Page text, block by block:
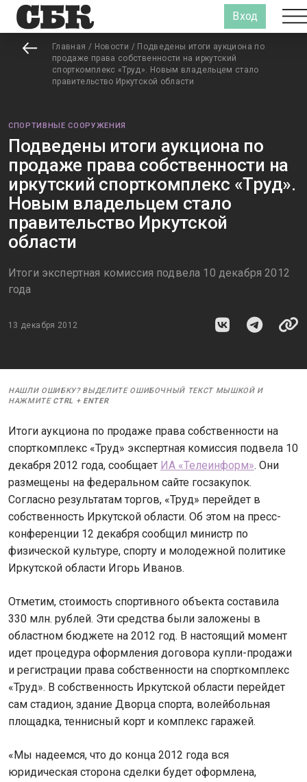
Вход
Главная / Новости / Подведены итоги аукциона по
продаже права собственности на иркутский
спорткомплекс «Труд». Новым владельцем стало
правительство Иркутской области
СПОРТИВНЫЕ СООРУЖЕНИЯ
Подведены итоги аукциона по
продаже права собственности на
иркутский спорткомплекс «Труд».
Новым владельцем стало
правительство Иркутской
области
Итоги экспертная комиссия подвела 10 декабря 2012
года
13 декабря 2012
НАШЛИ ОШИБКУ? ВЫДЕЛИТЕ ОШИБОЧНЫЙ ТЕКСТ МЫШКОЙ И
НАЖМИТЕ CTRL + ENTER
Итоги аукциона по продаже права собственности на
спорткомплекс «Труд» экспертная комиссия подвела 10
декабря 2012 года, сообщает ИА «Телеинформ». Они
размещены на федеральном сайте госзакупок.
Согласно результатам торгов, «Труд» перейдет в
собственность Иркутской области. Об этом на пресс-
конференции 12 декабря сообщил министр по
физической культуре, спорту и молодежной политике
Иркутской области Игорь Иванов.
Отметим, стоимость спортивного объекта составила
330 млн. рублей. Эти средства были заложены в
областном бюджете на 2012 год. В настоящий момент
идет процедура оформления договора купли-продажи
и регистрации права собственности на спорткомплекс
«Труд». В собственность Иркутской области перейдет
сам стадион, здание Дворца спорта, волейбольная
площадка, теннисный корт и комплекс гаражей.
«Мы надеемся, что до конца 2012 года вся
юридическая сторона сделки будет оформлена,